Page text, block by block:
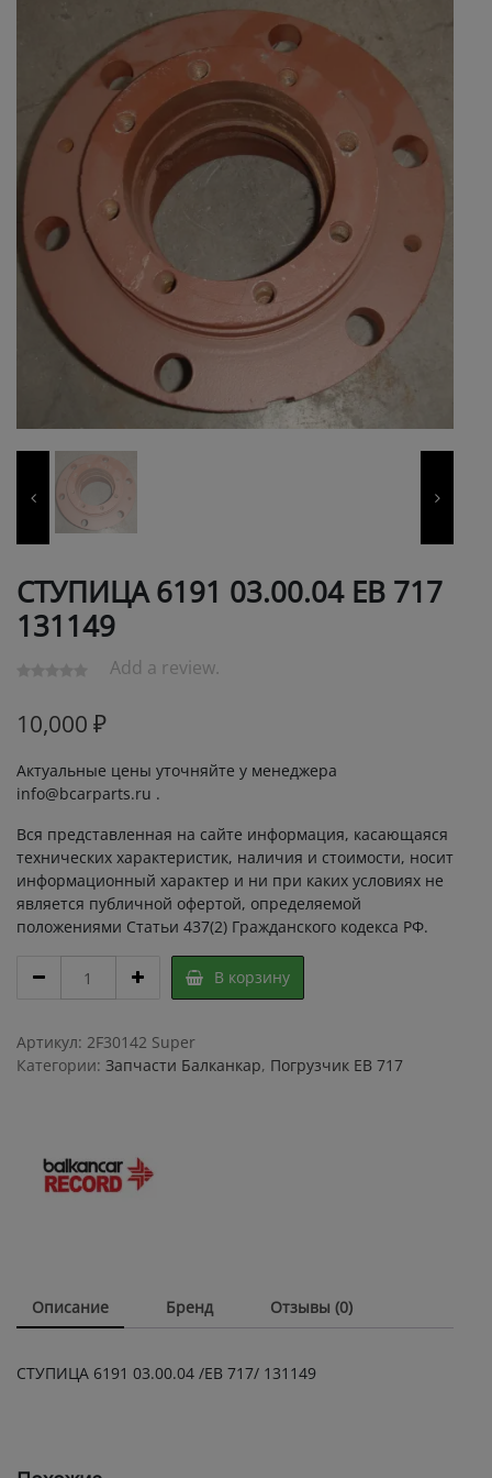
СТУПИЦА 6191 03.00.04 ЕВ 717
131149
Add a review.
10,000 ₽
Актуальные цены уточняйте у менеджера
info@bcarparts.ru .
Вся представленная на сайте информация, касающаяся
технических характеристик, наличия и стоимости, носит
информационный характер и ни при каких условиях не
является публичной офертой, определяемой
положениями Статьи 437(2) Гражданского кодекса РФ.
6191
ЕВ
717
131149
В корзину
Артикул: 2F30142 Super
Категории: Запчасти Балканкар, Погрузчик ЕВ 717
Описание Бренд Отзывы (0)
СТУПИЦА 6191 03.00.04 /ЕВ 717/ 131149